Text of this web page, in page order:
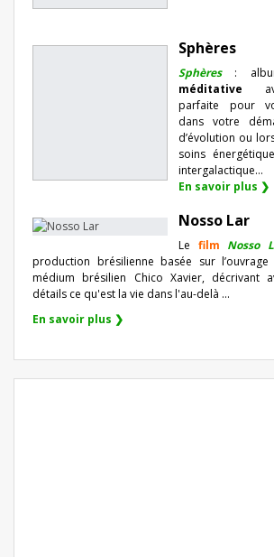
Sphères
Sphères:
méditative
parfaite pour
dans votre
d’évolution ou
soins
intergalactique...
En savoir plus ❯
Nosso Lar
Le film Nosso
production brésilienne basée sur
médium brésilien Chico Xavier, décrivant
détails ce qu'est la vie dans l'au-delà ...
En savoir plus ❯